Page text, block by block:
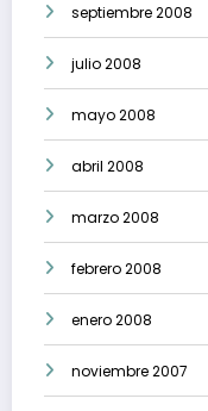
septiembre 2008
julio 2008
mayo 2008
abril 2008
marzo 2008
febrero 2008
enero 2008
noviembre 2007